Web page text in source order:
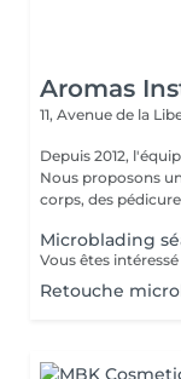
Aromas
11, Avenue de la
Depuis 2012,
Nous proposons
corps, des
Microblading
Retouche